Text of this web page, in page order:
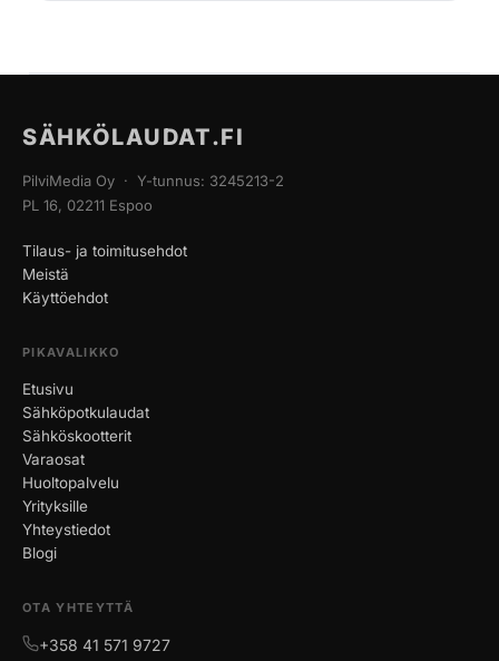
SÄHKÖLAUDAT.FI
PilviMedia Oy · Y-tunnus: 3245213-2
PL 16, 02211 Espoo
Tilaus- ja toimitusehdot
Meistä
Käyttöehdot
PIKAVALIKKO
Etusivu
Sähköpotkulaudat
Sähköskootterit
Varaosat
Huoltopalvelu
Yrityksille
Yhteystiedot
Blogi
OTA YHTEYTTÄ
+358 41 571 9727